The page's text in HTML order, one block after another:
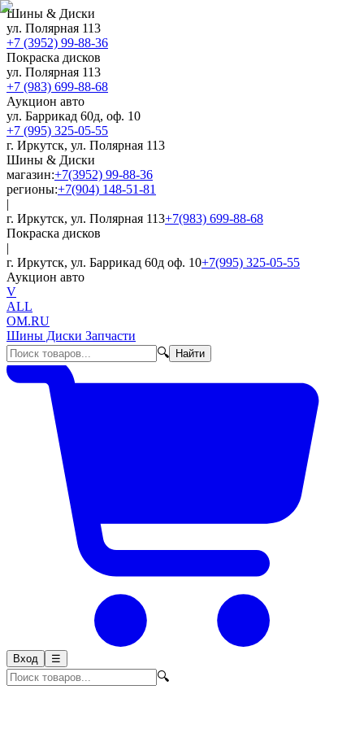
Шины & Диски
ул. Полярная 113
+7 (3952) 99-88-36
Покраска дисков
ул. Полярная 113
+7 (983) 699-88-68
Аукцион авто
ул. Баррикад 60д, оф. 10
+7 (995) 325-05-55
г. Иркутск, ул. Полярная 113
Шины & Диски
магазин:+7(3952) 99-88-36
регионы:+7(904) 148-51-81
|
г. Иркутск, ул. Полярная 113+7(983) 699-88-68
Покраска дисков
|
г. Иркутск, ул. Баррикад 60д оф. 10+7(995) 325-05-55
Аукцион авто
V
ALL
OM.RU
Шины Диски Запчасти
🔍
Найти
Вход ☰
🔍